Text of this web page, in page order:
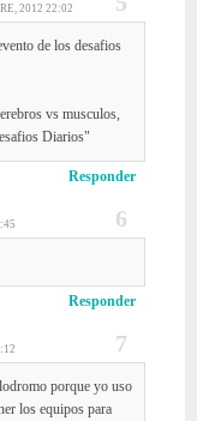
2012 22:02
de los desafios
vs musculos,
Diarios"
Responder
Responder
porque yo uso
los equipos para